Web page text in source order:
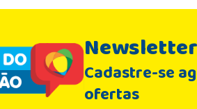
Newsletter
Cadastre-se
ofertas